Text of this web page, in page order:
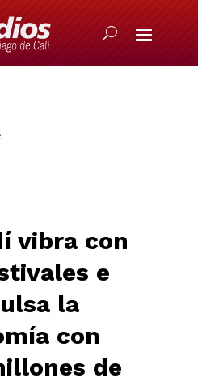
vibra con
e
la
con
de